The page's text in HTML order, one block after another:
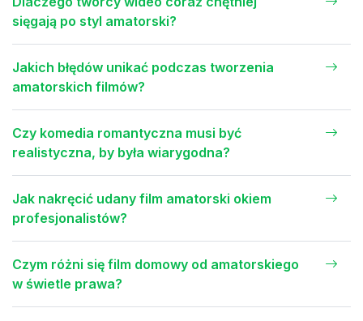
sięgają po styl amatorski?
Jakich błędów unikać podczas tworzenia
amatorskich filmów?
Czy komedia romantyczna musi być
realistyczna, by była wiarygodna?
Jak nakręcić udany film amatorski okiem
profesjonalistów?
Czym różni się film domowy od amatorskiego
w świetle prawa?